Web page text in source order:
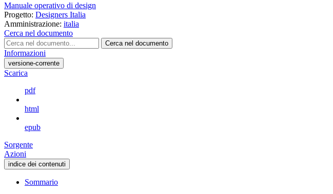
Manuale operativo di design
Progetto: Designers Italia
Amministrazione: italia
Cerca nel documento
Cerca nel documento
Informazioni
versione-corrente
Scarica
pdf
html
epub
Sorgente
Azioni
indice dei contenuti
Sommario